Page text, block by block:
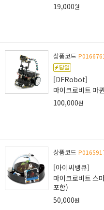
19,000원
상품코드
[DFRobot]
마이크로비트 마
100,000원
상품코드
[아이씨뱅큐]
마이크로비트 스
포함)
50,000원